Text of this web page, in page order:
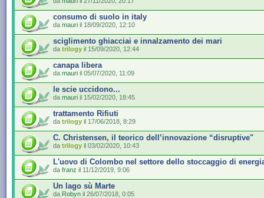
consumo di suolo in italy
da mauri il 18/09/2020, 12:10
sciglimento ghiacciai e innalzamento dei mari
da trilogy il 15/09/2020, 12:44
canapa libera
da mauri il 05/07/2020, 11:09
le scie uccidono...
da mauri il 15/02/2020, 18:45
trattamento Rifiuti
da trilogy il 17/06/2018, 8:29
C. Christensen, il teorico dell’innovazione “disruptive"
da trilogy il 03/02/2020, 10:43
L'uovo di Colombo nel settore dello stoccaggio di
da franz il 11/12/2019, 9:06
Un lago sù Marte
da Robyn il 26/07/2018, 0:05